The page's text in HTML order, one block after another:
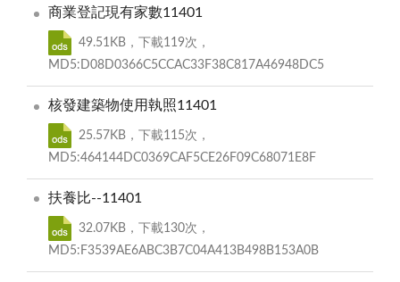
商業登記現有家數11401
49.51KB，下載119次，
MD5:D08D0366C5CCAC33F38C817A46948DC5
核發建築物使用執照11401
25.57KB，下載115次，
MD5:464144DC0369CAF5CE26F09C68071E8F
扶養比--11401
32.07KB，下載130次，
MD5:F3539AE6ABC3B7C04A413B498B153A0B